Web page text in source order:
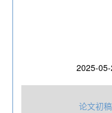
2025-
论文初